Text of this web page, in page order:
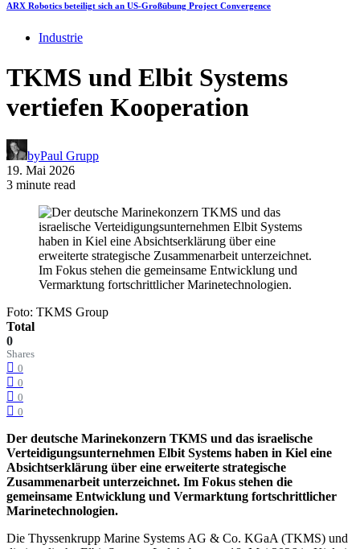
ARX Robotics beteiligt sich an US-Großübung Project Convergence
Industrie
TKMS und Elbit Systems
vertiefen Kooperation
byPaul Grupp
19. Mai 2026
3 minute read
Foto: TKMS Group
Total
0
Shares
0
0
0
0
Der deutsche Marinekonzern TKMS und das israelische
Verteidigungsunternehmen Elbit Systems haben in Kiel eine
Absichtserklärung über eine erweiterte strategische
Zusammenarbeit unterzeichnet. Im Fokus stehen die
gemeinsame Entwicklung und Vermarktung fortschrittlicher
Marinetechnologien.
Die Thyssenkrupp Marine Systems AG & Co. KGaA (TKMS) und